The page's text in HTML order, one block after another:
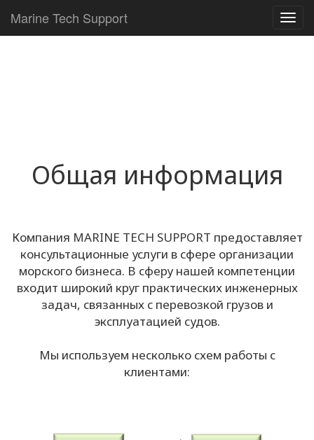
Marine Tech Support
Общая информация
Компания MARINE TECH SUPPORT предоставляет
консультационные услуги в сфере организации
морского бизнеса. В сферу нашей компетенции
входит широкий круг практических инженерных
задач, связанных с перевозкой грузов и
эксплуатацией судов.
Мы используем несколько схем работы с
клиентами: